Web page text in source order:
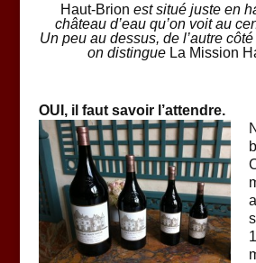
Haut-Brion est situé juste en
château d’eau qu’on voit au
Un peu au dessus, de l’autre
on distingue La Mission
OUI, il faut savoir l’attendre.